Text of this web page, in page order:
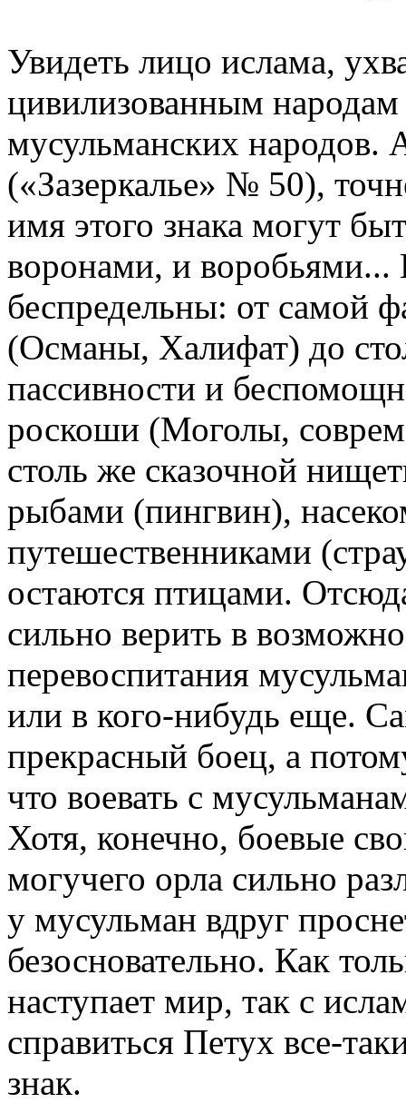
Увидеть лицо ислама,
цивилизованным
мусульманских народов.
(«Зазеркалье» № 50),
имя этого знака могут
воронами, и воробьями...
беспредельны: от самой
(Османы, Халифат) до
пассивности и
роскоши (Моголы,
столь же сказочной
рыбами (пингвин),
путешественниками
остаются птицами.
сильно верить в
перевоспитания
или в кого-нибудь еще.
прекрасный боец, а
что воевать с
Хотя, конечно, боевые
могучего орла сильно
у мусульман вдруг
безосновательно. Как
наступает мир, так с
справиться Петух все-
знак.